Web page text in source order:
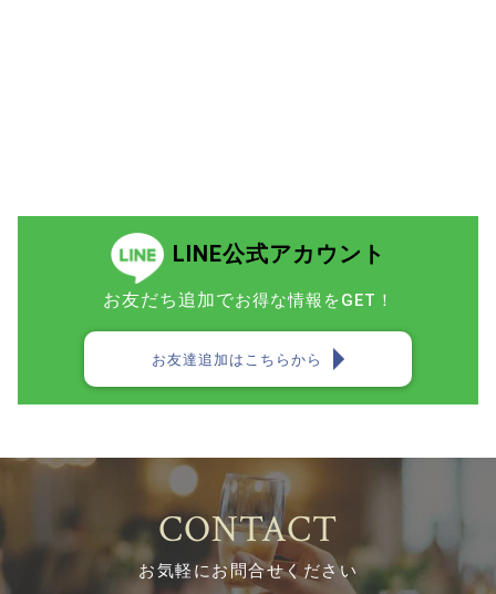
LINE公式アカウント
お友だち追加でお得な情報をGET！
お友達追加はこちらから
CONTACT
お気軽にお問合せください